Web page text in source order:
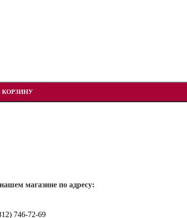
КОРЗИНУ
магазине по адресу:
746-72-69